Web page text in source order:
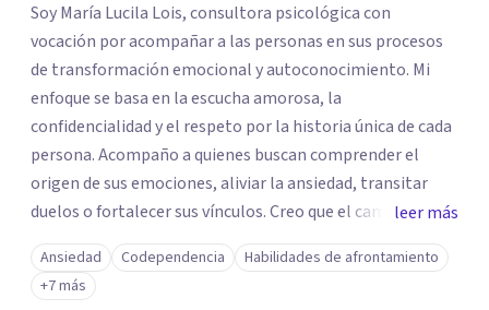
Soy María Lucila Lois, consultora psicológica con
vocación por acompañar a las personas en sus procesos
de transformación emocional y autoconocimiento. Mi
enfoque se basa en la escucha amorosa, la
confidencialidad y el respeto por la historia única de cada
persona. Acompaño a quienes buscan comprender el
origen de sus emociones, aliviar la ansiedad, transitar
duelos o fortalecer sus vínculos. Creo que el camino hacia
una vida más auténtica comienza cuando nos animamos
a mirar hacia adentro y a reconocer las raíces de lo que
sentimos.
leer más
Ansiedad Codependencia
Habilidades de afrontamiento
+7 más